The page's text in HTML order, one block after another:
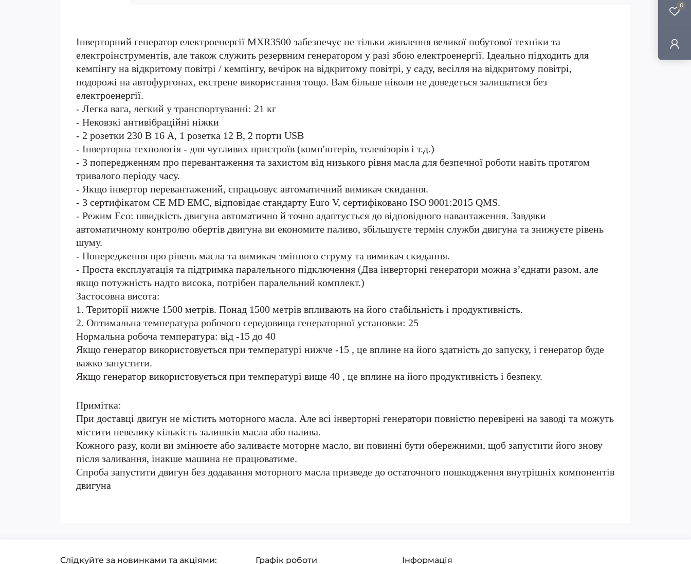
0
Інверторний генератор електроенергії MXR3500 забезпечує не тільки живлення великої побутової техніки та
електроінструментів, але також служить резервним генератором у разі збою електроенергії. Ідеально підходить для
кемпінгу на відкритому повітрі / кемпінгу, вечірок на відкритому повітрі, у саду, весілля на відкритому повітрі,
подорожі на автофургонах, екстрене використання тощо. Вам більше ніколи не доведеться залишатися без
електроенергії.
- Легка вага, легкий у транспортуванні: 21 кг
- Нековзкі антивібраційні ніжки
- 2 розетки 230 В 16 А, 1 розетка 12 В, 2 порти USB
- Інверторна технологія - для чутливих пристроїв (комп'ютерів, телевізорів і т.д.)
- З попередженням про перевантаження та захистом від низького рівня масла для безпечної роботи навіть протягом
тривалого періоду часу.
- Якщо інвертор перевантажений, спрацьовує автоматичний вимикач скидання.
- З сертифікатом CE MD EMC, відповідає стандарту Euro V, сертифіковано ISO 9001:2015 QMS.
- Режим Eco: швидкість двигуна автоматично й точно адаптується до відповідного навантаження. Завдяки
автоматичному контролю обертів двигуна ви економите паливо, збільшуєте термін служби двигуна та знижуєте рівень
шуму.
- Попередження про рівень масла та вимикач змінного струму та вимикач скидання.
- Проста експлуатація та підтримка паралельного підключення (Два інверторні генератори можна з’єднати разом, але
якщо потужність надто висока, потрібен паралельний комплект.)
Застосовна висота:
1. Території нижче 1500 метрів. Понад 1500 метрів впливають на його стабільність і продуктивність.
2. Оптимальна температура робочого середовища генераторної установки: 25
Нормальна робоча температура: від -15 до 40
Якщо генератор використовується при температурі нижче -15 , це вплине на його здатність до запуску, і генератор буде
важко запустити.
Якщо генератор використовується при температурі вище 40 , це вплине на його продуктивність і безпеку.
Примітка:
При доставці двигун не містить моторного масла. Але всі інверторні генератори повністю перевірені на заводі та можуть
містити невелику кількість залишків масла або палива.
Кожного разу, коли ви змінюєте або заливаєте моторне масло, ви повинні бути обережними, щоб запустити його знову
після заливання, інакше машина не працюватиме.
Спроба запустити двигун без додавання моторного масла призведе до остаточного пошкодження внутрішніх компонентів
двигуна
Слідкуйте за новинками та акціями: Графік роботи Інформація